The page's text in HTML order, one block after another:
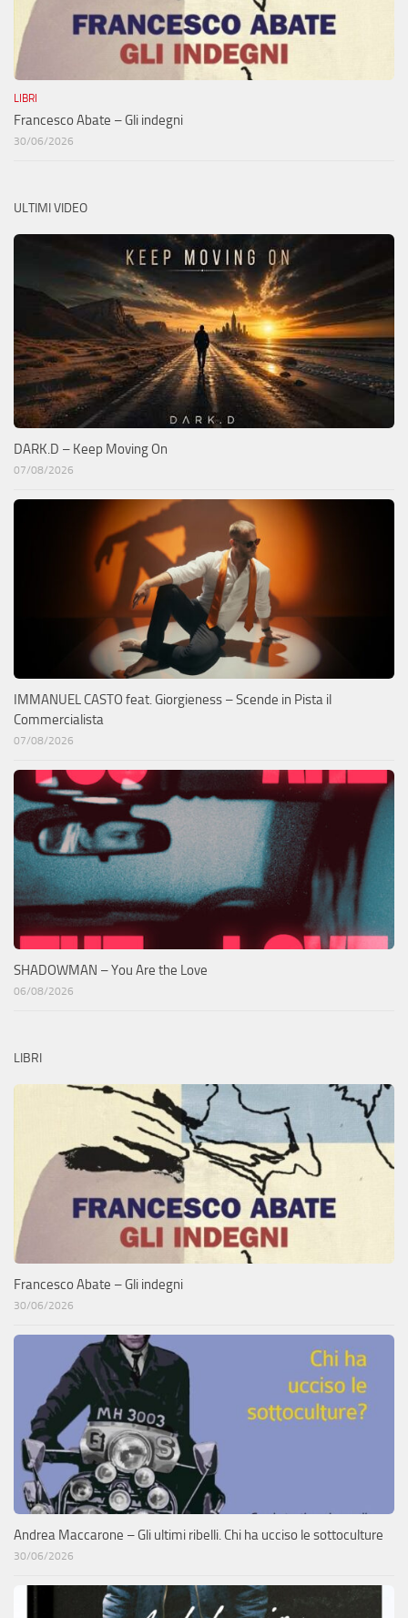
LIBRI
Francesco Abate – Gli indegni
30/06/2026
ULTIMI VIDEO
DARK.D – Keep Moving On
07/08/2026
IMMANUEL CASTO feat. Giorgieness – Scende in Pista il
Commercialista
07/08/2026
SHADOWMAN – You Are the Love
06/08/2026
LIBRI
Francesco Abate – Gli indegni
30/06/2026
Andrea Maccarone – Gli ultimi ribelli. Chi ha ucciso le sottoculture
30/06/2026